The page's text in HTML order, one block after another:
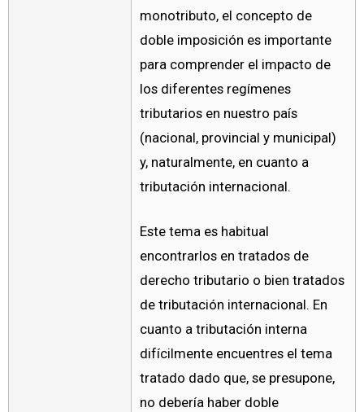
monotributo, el concepto de
doble imposición es importante
para comprender el impacto de
los diferentes regímenes
tributarios en nuestro país
(nacional, provincial y municipal)
y, naturalmente, en cuanto a
tributación internacional.
Este tema es habitual
encontrarlos en tratados de
derecho tributario o bien tratados
de tributación internacional. En
cuanto a tributación interna
difícilmente encuentres el tema
tratado dado que, se presupone,
no debería haber doble